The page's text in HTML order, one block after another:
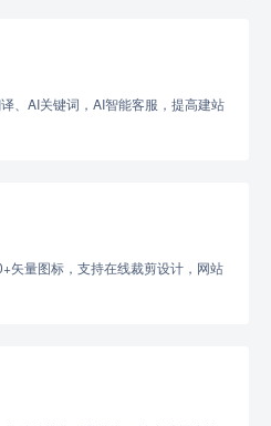
、AI关键词，AI智能客服，提高建站
矢量图标，支持在线裁剪设计，网站